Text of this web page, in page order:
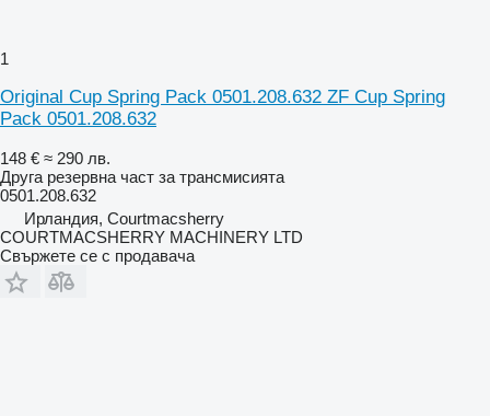
1
Original Cup Spring Pack 0501.208.632 ZF Cup Spring
Pack 0501.208.632
148 € ≈ 290 лв.
Друга резервна част за трансмисията
0501.208.632
Ирландия, Courtmacsherry
COURTMACSHERRY MACHINERY LTD
Свържете се с продавача